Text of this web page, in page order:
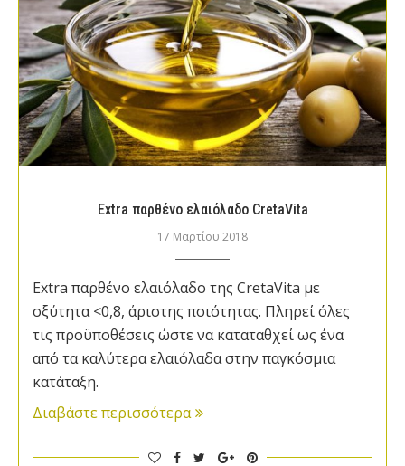
Extra παρθένο ελαιόλαδο CretaVita
17 Μαρτίου 2018
Extra παρθένο ελαιόλαδο της CretaVita με
οξύτητα <0,8, άριστης ποιότητας. Πληρεί όλες
τις προϋποθέσεις ώστε να καταταθχεί ως ένα
από τα καλύτερα ελαιόλαδα στην παγκόσμια
κατάταξη.
Διαβάστε περισσότερα